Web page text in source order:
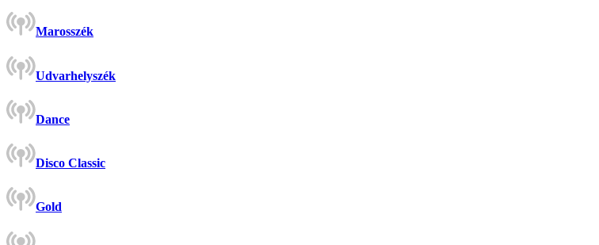
Marosszék
Udvarhelyszék
Dance
Disco Classic
Gold